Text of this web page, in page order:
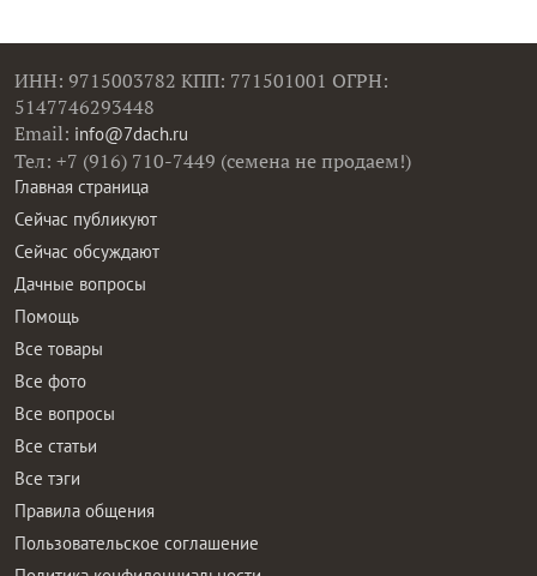
ИНН: 9715003782 КПП: 771501001 ОГРН:
5147746293448
Email: info@7dach.ru
Тел: +7 (916) 710-7449 (семена не продаем!)
Главная страница
Сейчас публикуют
Сейчас обсуждают
Дачные вопросы
Помощь
Все товары
Все фото
Все вопросы
Все статьи
Все тэги
Правила общения
Пользовательское соглашение